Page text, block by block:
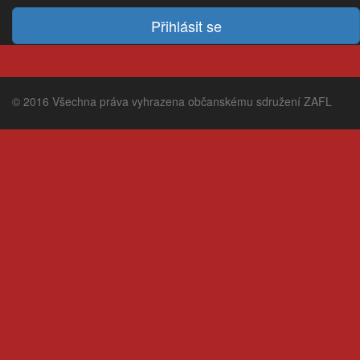
© 2016 Všechna práva vyhrazena občanskému sdružení ZAFL